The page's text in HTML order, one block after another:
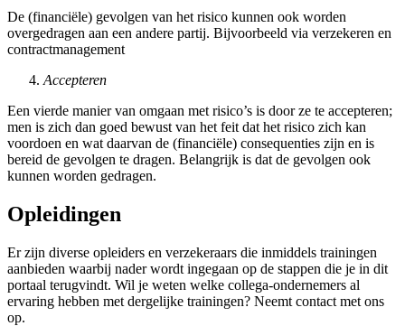
De (financiële) gevolgen van het risico kunnen ook worden
overgedragen aan een andere partij. Bijvoorbeeld via verzekeren en
contractmanagement
Accepteren
Een vierde manier van omgaan met risico’s is door ze te accepteren;
men is zich dan goed bewust van het feit dat het risico zich kan
voordoen en wat daarvan de (financiële) consequenties zijn en is
bereid de gevolgen te dragen. Belangrijk is dat de gevolgen ook
kunnen worden gedragen.
Opleidingen
Er zijn diverse opleiders en verzekeraars die inmiddels trainingen
aanbieden waarbij nader wordt ingegaan op de stappen die je in dit
portaal terugvindt. Wil je weten welke collega-ondernemers al
ervaring hebben met dergelijke trainingen? Neemt contact met ons
op.